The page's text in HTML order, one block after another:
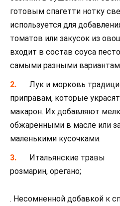
готовым спагетти нотку
используется для
томатов или закусок из
входит в состав соуса
самыми разными
Лук и морковь
приправам, которые
макарон. Их добавляют
обжаренными в масле или
маленькими кусочками.
Итальянские травы
розмарин, орегано;
. Несомненной добавкой к